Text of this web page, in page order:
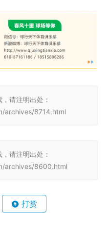
请注明出处：
archives/8714.html
请注明出处：
archives/8600.html
打赏